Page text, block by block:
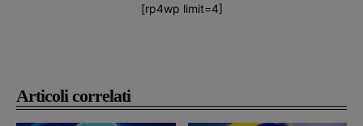
Articoli correlati
[rp4wp limit=4]